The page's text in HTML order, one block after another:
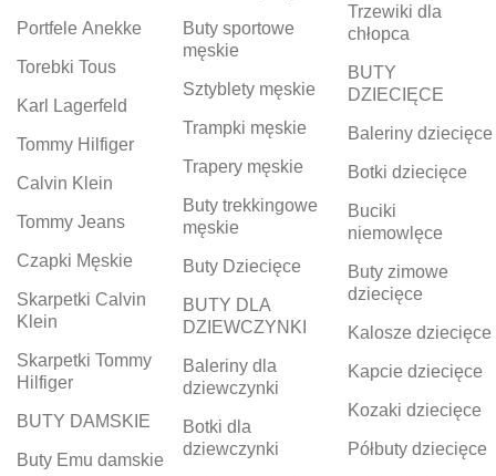
Portfele Anekke
Torebki Tous
Karl Lagerfeld
Tommy Hilfiger
Calvin Klein
Tommy Jeans
Czapki Męskie
Skarpetki Calvin
Klein
Skarpetki Tommy
Hilfiger
BUTY DAMSKIE
Buty Emu damskie
Buty sportowe
męskie
Sztyblety męskie
Trampki męskie
Trapery męskie
Buty trekkingowe
męskie
Buty Dziecięce
BUTY DLA
DZIEWCZYNKI
Baleriny dla
dziewczynki
Botki dla
dziewczynki
Trzewiki dla
chłopca
BUTY
DZIECIĘCE
Baleriny dziecięce
Botki dziecięce
Buciki
niemowlęce
Buty zimowe
dziecięce
Kalosze dziecięce
Kapcie dziecięce
Kozaki dziecięce
Półbuty dziecięce